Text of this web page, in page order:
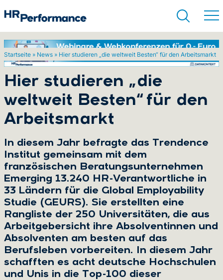
Startseite » News » Hier studieren „die weltweit Besten“ für den Arbeitsmarkt
Hier studieren „die
weltweit Besten“ für den
Arbeitsmarkt
In diesem Jahr befragte das Trendence
Institut gemeinsam mit dem
französischen Beratungsunternehmen
Emerging 13.240 HR-Verantwortliche in
33 Ländern für die Global Employability
Studie (GEURS). Sie erstellten eine
Rangliste der 250 Universitäten, die aus
Arbeitgebersicht ihre Absolventinnen und
Absolventen am besten auf das
Berufsleben vorbereiten. In diesem Jahr
schafften es acht deutsche Hochschulen
und Unis in die Top-100 dieser